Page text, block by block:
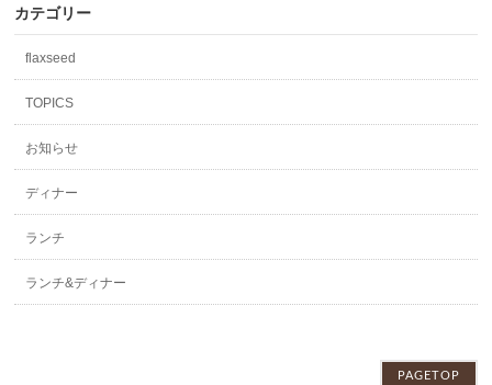
カテゴリー
flaxseed
TOPICS
お知らせ
ディナー
ランチ
ランチ&ディナー
PAGETOP